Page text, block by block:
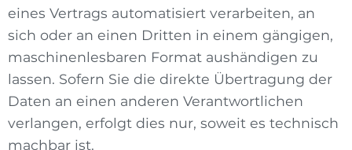
eines Vertrags automatisiert verarbeiten, an
sich oder an einen Dritten in einem gängigen,
maschinenlesbaren Format aushändigen zu
lassen. Sofern Sie die direkte Übertragung der
Daten an einen anderen Verantwortlichen
verlangen, erfolgt dies nur, soweit es technisch
machbar ist.